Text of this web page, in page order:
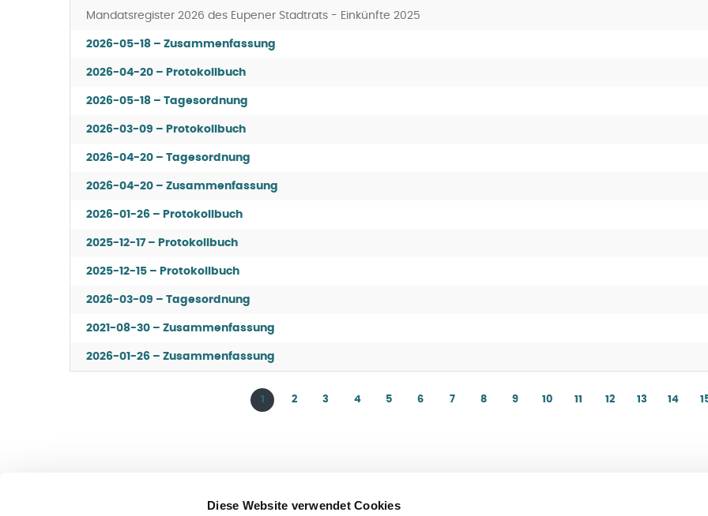
Diese Website verwendet Cookies
Mandatsregister 2026 des Eupener Stadtrats - Einkünfte 2025
2026-05-18 – Zusammenfassung
2026-04-20 – Protokollbuch
2026-05-18 – Tagesordnung
2026-03-09 – Protokollbuch
2026-04-20 – Tagesordnung
2026-04-20 – Zusammenfassung
2026-01-26 – Protokollbuch
2025-12-17 – Protokollbuch
2025-12-15 – Protokollbuch
2026-03-09 – Tagesordnung
2021-08-30 – Zusammenfassung
2026-01-26 – Zusammenfassung
1 2 3 4 5 6 7 8 9 10 11 12 13 14